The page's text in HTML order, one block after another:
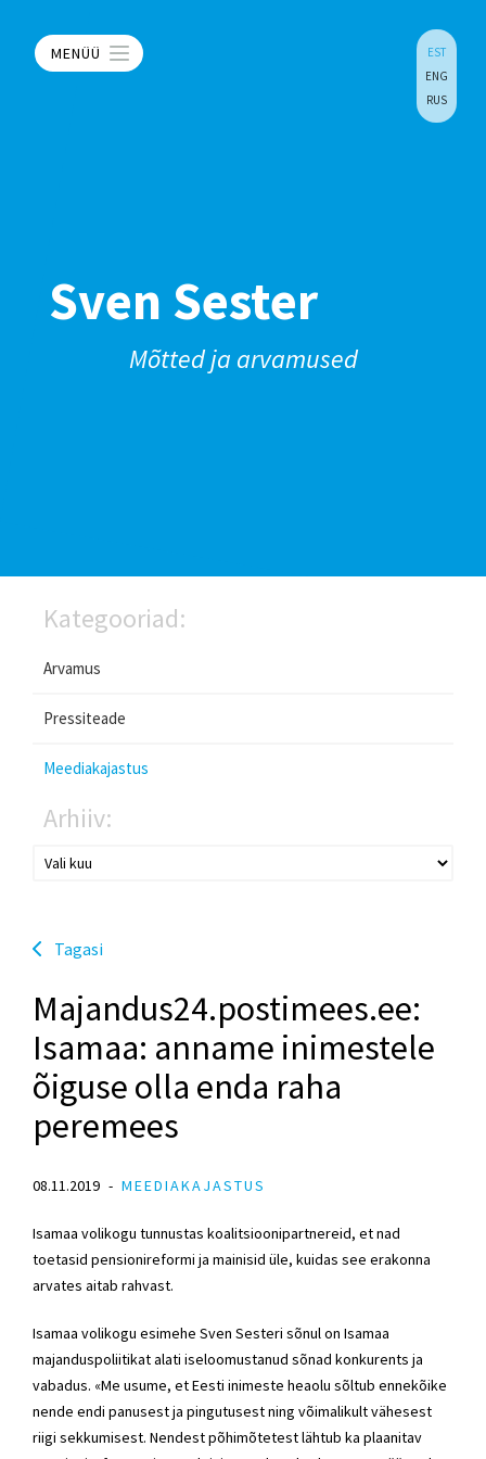
MENÜÜ
EST
ENG
RUS
Sven Sester
Mõtted ja arvamused
Kategooriad:
Arvamus
Pressiteade
Meediakajastus
Arhiiv:
Tagasi
Majandus24.postimees.ee:
Isamaa: anname inimestele
õiguse olla enda raha
peremees
08.11.2019 MEEDIAKAJASTUS
Isamaa volikogu tunnustas koalitsioonipartnereid, et nad
toetasid pensionireformi ja mainisid üle, kuidas see erakonna
arvates aitab rahvast.
Isamaa volikogu esimehe Sven Sesteri sõnul on Isamaa
majanduspoliitikat alati iseloomustanud sõnad konkurents ja
vabadus. «Me usume, et Eesti inimeste heaolu sõltub ennekõike
nende endi panusest ja pingutusest ning võimalikult vähesest
riigi sekkumisest. Nendest põhimõtetest lähtub ka plaanitav